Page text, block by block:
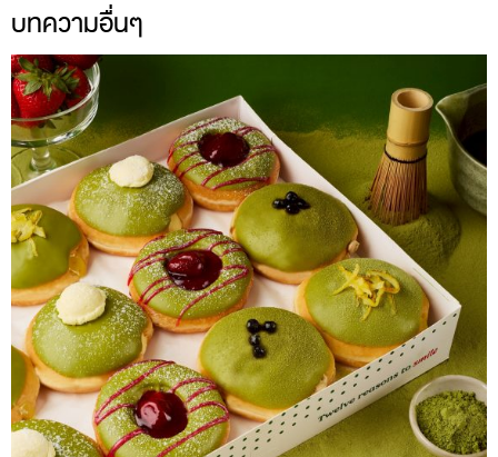
บทความอื่นๆ